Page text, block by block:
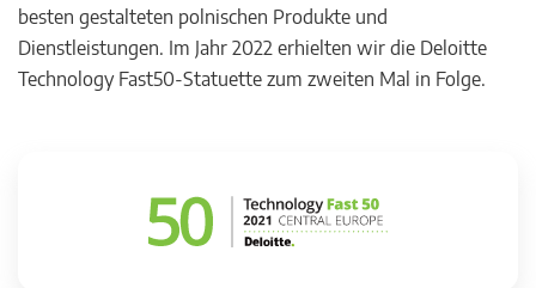
besten gestalteten polnischen Produkte und
Dienstleistungen. Im Jahr 2022 erhielten wir die Deloitte
Technology Fast50-Statuette zum zweiten Mal in Folge.